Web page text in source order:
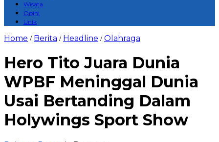
Wisata
Opini
Unik
Home / Berita / Headline /Olahraga
Hero Tito Juara Dunia
WPBF Meninggal Dunia
Usai Bertanding Dalam
Holywings Sport Show